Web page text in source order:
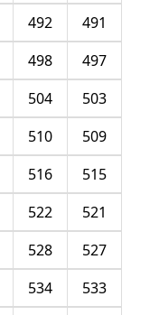
491
492
497
498
503
504
509
510
515
516
521
522
527
528
533
534